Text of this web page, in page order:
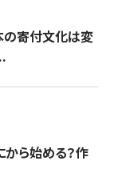
の寄付文化は変
から始める？作